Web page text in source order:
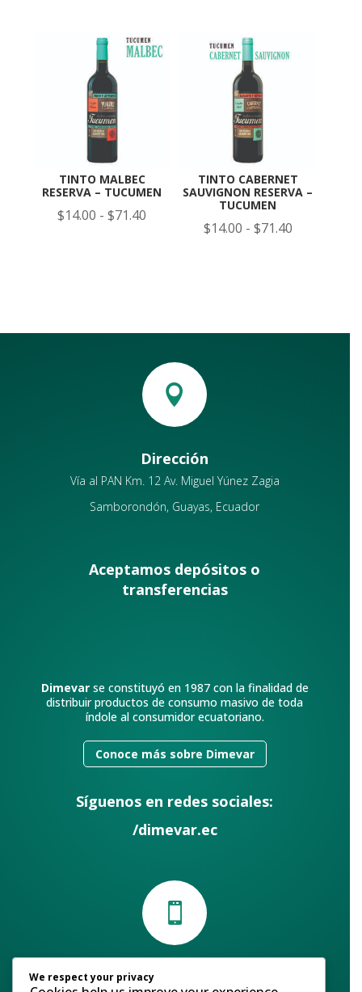
desde
$30.80
TINTO MALBEC
RESERVA – TUCUMEN
$14.00 - $71.40
TINTO CABERNET
SAUVIGNON RESERVA –
TUCUMEN
$14.00 - $71.40Rango
hasta

Dirección
Vía al PAN Km. 12 Av. Miguel Yúnez Zagia
Samborondón, Guayas, Ecuador
Aceptamos depósitos o
transferencias
Dimevarse constituyó en 1987 con la finalidad de
distribuir productos de consumo masivo de toda
índole al consumidor ecuatoriano.
Conoce más sobre Dimevar
Síguenos en redes sociales:
/dimevar.ec

Contáctanos
We respect your privacy